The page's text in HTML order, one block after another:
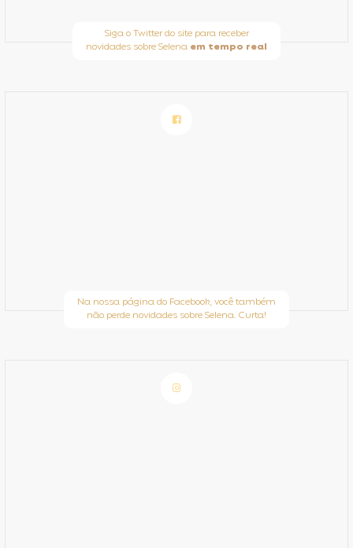
Siga o Twitter do site para receber
novidades sobre Selena em tempo real
Na nossa página do Facebook, você também
não perde novidades sobre Selena. Curta!